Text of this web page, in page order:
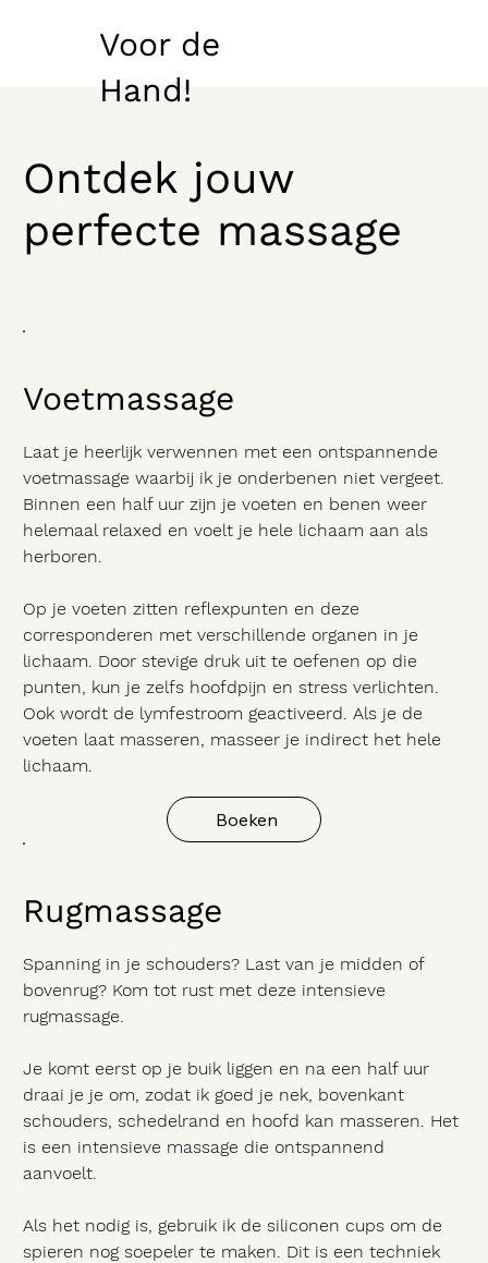
Voor de
Hand!
Ontdek jouw
perfecte massage
Voetmassage
Laat je heerlijk verwennen met een ontspannende
voetmassage waarbij ik je onderbenen niet vergeet.
Binnen een half uur zijn je voeten en benen weer
helemaal relaxed en voelt je hele lichaam aan als
herboren.
Op je voeten zitten reflexpunten en deze
corresponderen met verschillende organen in je
lichaam. Door stevige druk uit te oefenen op die
punten, kun je zelfs hoofdpijn en stress verlichten.
Ook wordt de lymfestroom geactiveerd. Als je de
voeten laat masseren, masseer je indirect het hele
lichaam.
Boeken
Rugmassage
Spanning in je schouders? Last van je midden of
bovenrug? Kom tot rust met deze intensieve
rugmassage.
Je komt eerst op je buik liggen en na een half uur
draai je je om, zodat ik goed je nek, bovenkant
schouders, schedelrand en hoofd kan masseren. Het
is een intensieve massage die ontspannend
aanvoelt.
Als het nodig is, gebruik ik de siliconen cups om de
spieren nog soepeler te maken. Dit is een techniek